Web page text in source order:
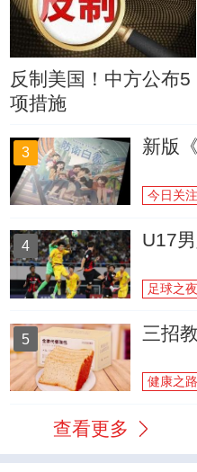
反制美国！中方公布5
项措施
3 新版
今日关注
4 U17
足球之夜
5 三招
健康之路
查看更多